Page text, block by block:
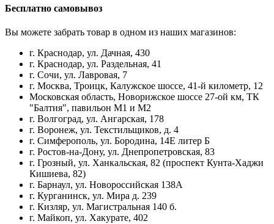
Бесплатно самовывоз
Вы можете забрать товар в одном из наших магазинов:
г. Краснодар, ул. Дачная, 430
г. Краснодар, ул. Раздельная, 41
г. Сочи, ул. Лавровая, 7
г. Москва, Троицк, Калужское шоссе, 41-й километр, 12
Московская область, Новорижское шоссе 27-ой км, ТК
"Балтия", павильон М1 и М2
г. Волгоград, ул. Ангарская, 178
г. Воронеж, ул. Текстильщиков, д. 4
г. Симферополь, ул. Бородина, 14Е литер Б
г. Ростов-на-Дону, ул. Днепропетровская, 83
г. Грозный, ул. Ханкальская, 82 (проспект Кунта-Хаджи
Кишиева, 82)
г. Барнаул, ул. Новороссийская 138А
г. Курганинск, ул. Мира д. 239
г. Кизляр, ул. Магистральная 140 б.
г. Майкоп, ул. Хакурате, 402